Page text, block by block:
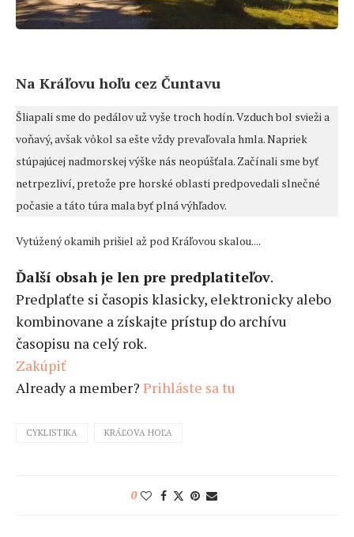
Na Kráľovu hoľu cez Čuntavu
Šliapali sme do pedálov už vyše troch hodín. Vzduch bol svieži a
voňavý, avšak vôkol sa ešte vždy prevaľovala hmla. Napriek
stúpajúcej nadmorskej výške nás neopúšťala. Začínali sme byť
netrpezliví, pretože pre horské oblasti predpovedali slnečné
počasie a táto túra mala byť plná výhľadov.
Vytúžený okamih prišiel až pod Kráľovou skalou....
Ďalší obsah je len pre predplatiteľov.
Predplaťte si časopis klasicky, elektronicky alebo
kombinovane a získajte prístup do archívu
časopisu na celý rok.
Zakúpiť
Already a member? Prihláste sa tu
CYKLISTIKA KRÁĽOVA HOĽA
0